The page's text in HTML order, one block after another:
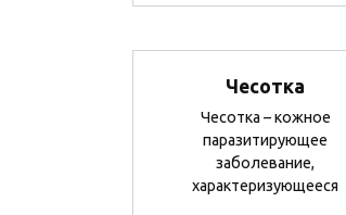
Чесотка
Чесотка – кожное
паразитирующее
заболевание,
характеризующееся